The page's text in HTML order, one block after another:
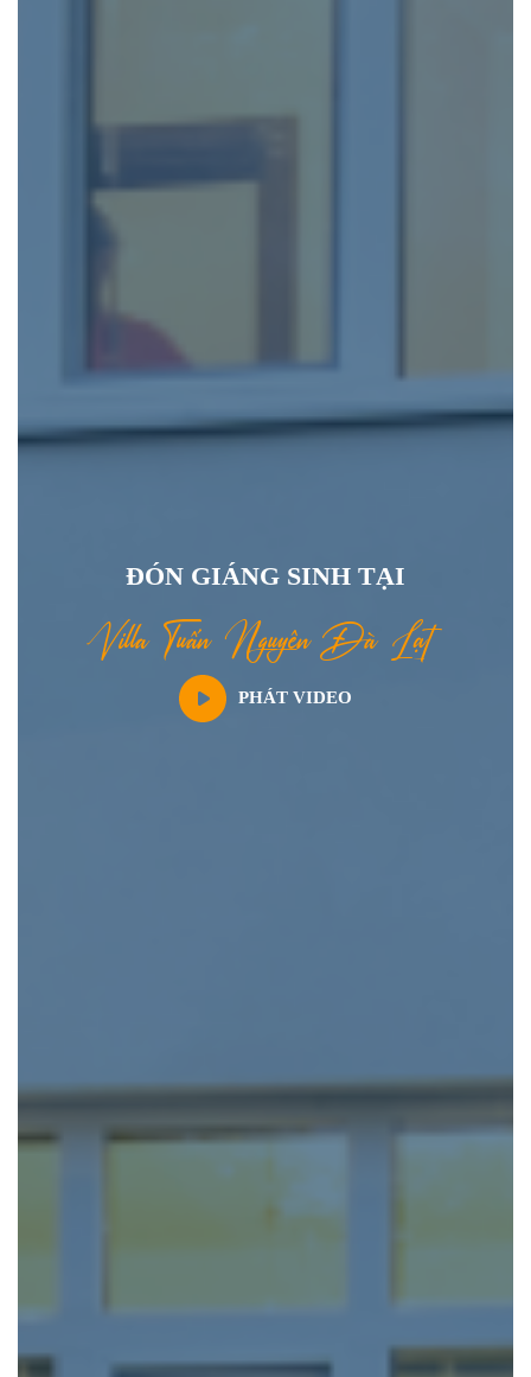
ĐÓN GIÁNG SINH TẠI
Villa Tuấn Nguyên Đà Lạt
PHÁT VIDEO